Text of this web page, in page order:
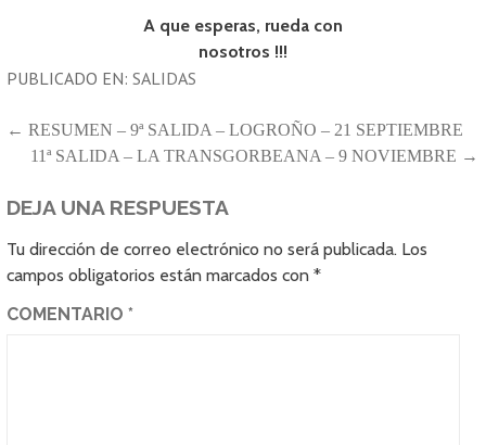
A que esperas, rueda con
nosotros !!!
PUBLICADO EN:SALIDAS
NAVEGACIÓN
DE
ENTRADAS
← RESUMEN – 9ª SALIDA – LOGROÑO – 21 SEPTIEMBRE
11ª SALIDA – LA TRANSGORBEANA – 9 NOVIEMBRE →
DEJA UNA RESPUESTA
Tu dirección de correo electrónico no será publicada. Los
campos obligatorios están marcados con*
COMENTARIO*